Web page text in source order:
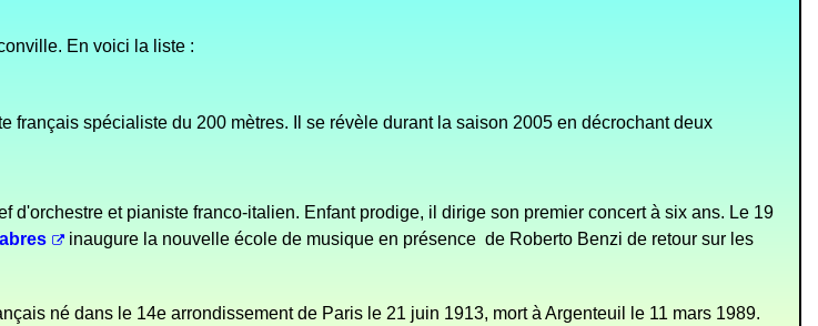
En voici la liste :
français spécialiste du 200 mètres. Il se révèle durant la saison 2005 en décrochant deux
d'orchestre et pianiste franco-italien. Enfant prodige, il dirige son premier concert à six ans. Le 19
inaugure la nouvelle école de musique en présence de Roberto Benzi de retour sur les
né dans le 14e arrondissement de Paris le 21 juin 1913, mort à Argenteuil le 11 mars 1989.